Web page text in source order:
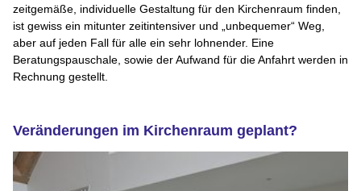
zeitgemäße, individuelle Gestaltung für den Kirchenraum finden,
ist gewiss ein mitunter zeitintensiver und „unbequemer“ Weg,
aber auf jeden Fall für alle ein sehr lohnender. Eine
Beratungspauschale, sowie der Aufwand für die Anfahrt werden in
Rechnung gestellt.
Veränderungen im Kirchenraum geplant?